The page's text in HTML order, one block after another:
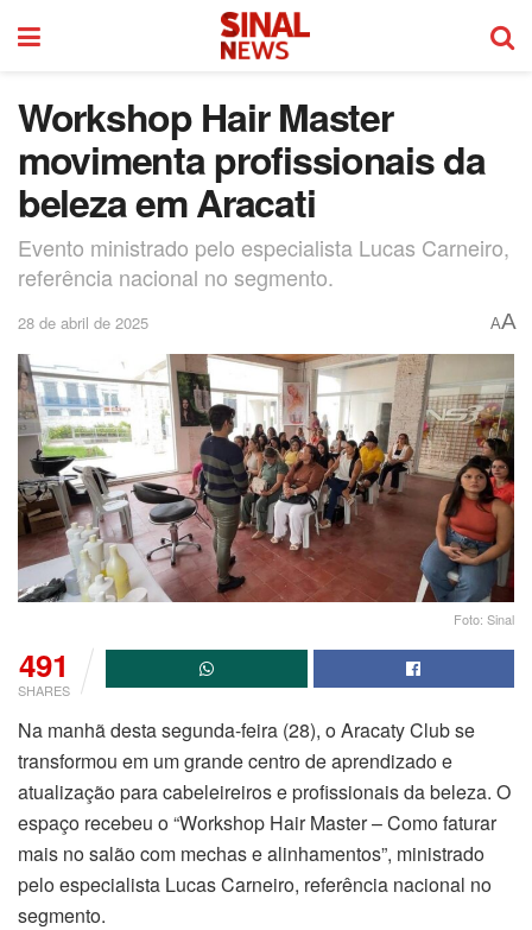
Workshop Hair Master
movimenta profissionais da
beleza em Aracati
Evento ministrado pelo especialista Lucas Carneiro,
referência nacional no segmento.
28 de abril de 2025 AA
Foto: Sinal
491
SHARES
Na manhã desta segunda-feira (28), o Aracaty Club se
transformou em um grande centro de aprendizado e
atualização para cabeleireiros e profissionais da beleza. O
espaço recebeu o “Workshop Hair Master – Como faturar
mais no salão com mechas e alinhamentos”, ministrado
pelo especialista Lucas Carneiro, referência nacional no
segmento.